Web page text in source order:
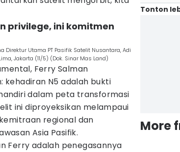
privilege, ini komitmen
Direktur Utama PT Pasifik Satelit Nusantara, Adi
Jakarta (11/5) (Dok. Sinar Mas Land)
Ferry Salman
kehadiran N5 adalah bukti
dalam peta transformasi
ini diproyeksikan melampaui
regional dan
Asia Pasifik.
Ferry adalah penegasannya
Tonton
More